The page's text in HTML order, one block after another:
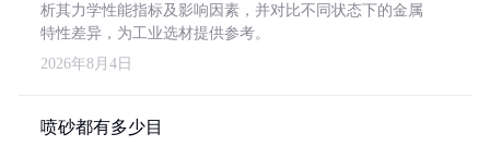
析其力学性能指标及影响因素，并对比不同状态下的金属
特性差异，为工业选材提供参考。
2026年8月4日
喷砂都有多少目